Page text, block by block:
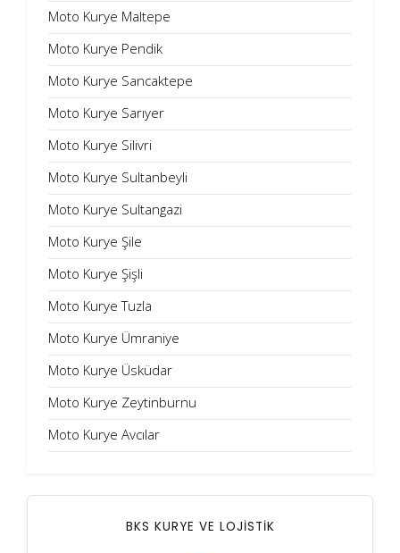
Moto Kurye Maltepe
Moto Kurye Pendik
Moto Kurye Sancaktepe
Moto Kurye Sarıyer
Moto Kurye Silivri
Moto Kurye Sultanbeyli
Moto Kurye Sultangazi
Moto Kurye Şile
Moto Kurye Şişli
Moto Kurye Tuzla
Moto Kurye Ümraniye
Moto Kurye Üsküdar
Moto Kurye Zeytinburnu
Moto Kurye Avcılar
BKS KURYE VE LOJİSTİK